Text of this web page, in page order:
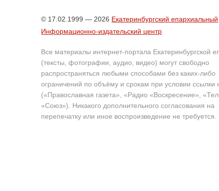
© 17.02.1999 — 2026 Екатеринбургский епархиальный
Информационно-издательский центр
Все материалы интернет-портала Екатеринбургской
(тексты, фотографии, аудио, видео) могут свободно
распространяться любыми способами без каких-либо
ограничений по объёму и срокам при условии ссылки
(«Православная газета», «Радио «Воскресение»,
«Союз»). Никакого дополнительного согласования на
перепечатку или иное воспроизведение не требуется.